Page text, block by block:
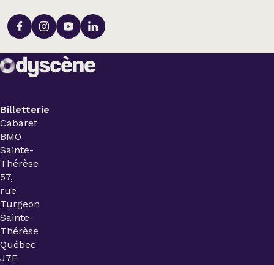
Billetterie
Cabaret
BMO
Sainte-
Thérèse
57,
rue
Turgeon
Sainte-
Thérèse
Québec
J7E